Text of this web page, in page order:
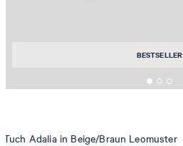
BESTSELLER
Tuch Adalia in Beige/Braun Leomuster